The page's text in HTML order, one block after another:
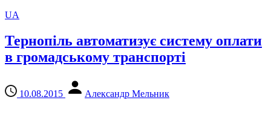
UA
Тернопіль автоматизує систему оплати
в громадському транспорті
10.08.2015 Александр Мельник